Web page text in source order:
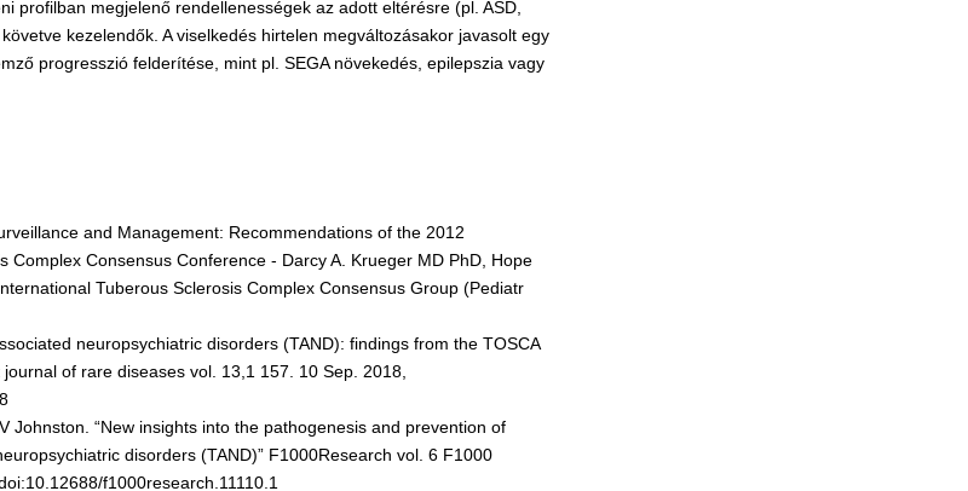
profilban megjelenő rendellenességek az adott eltérésre (pl. ASD,
kezelendők. A viselkedés hirtelen megváltozásakor javasolt egy
progresszió felderítése, mint pl. SEGA növekedés, epilepszia vagy
and Management: Recommendations of the 2012
Complex Consensus Conference - Darcy A. Krueger MD PhD, Hope
Tuberous Sclerosis Complex Consensus Group (Pediatr
neuropsychiatric disorders (TAND): findings from the TOSCA
of rare diseases vol. 13,1 157. 10 Sep. 2018,
Johnston. “New insights into the pathogenesis and prevention of
disorders (TAND)” F1000Research vol. 6 F1000
f1000research.11110.1